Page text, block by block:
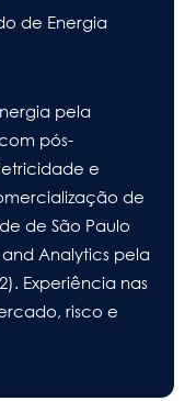
de Energia
pela
pós-
e
de
de São Paulo
Analytics pela
Experiência nas
risco e